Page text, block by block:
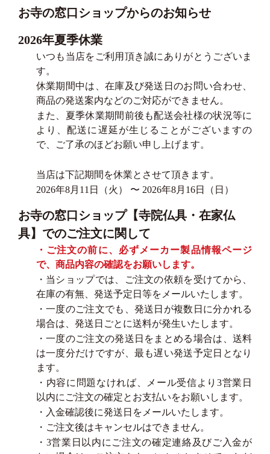
お寺の窓口ショップからのお知らせ
2026年夏季休業
いつも当店をご利用頂き誠にありがとうございま
す。
休業期間中は、在庫及び発送日のお問い合わせ、
商品の発送案内などのご対応ができません。
また、夏季休業期間前後も配送会社様の状況等に
より、配送に遅延が生じることがございますの
で、ご了承のほどお願い申し上げます。
当店は下記期間を休業とさせて頂きます。
2026年8月11日（火） 〜 2026年8月16日（日）
お寺の窓口ショップ【寺院仏具・在家仏
具】でのご注文に関して
・ご注文の前に、必ずメーカー製品情報ページ
で、商品内容の確認をお願いします。
・当ショップでは、ご注文の依頼を受けてから、
在庫の有無、発送予定日等をメールいたします。
・一度のご注文でも、発送日が複数日に分かれる
場合は、発送日ごとに送料が発生いたします。
・一度のご注文の発送日をまとめる場合は、送料
は一度分だけですが、最も遅い発送予定日となり
ます。
・内容に問題なければ、メール受信より3営業日
以内にご注文の確定とお支払いをお願いします。
・入金確認後に発送日をメールいたします。
・ご注文後はキャンセルはできません。
・3営業日以内にご注文の確定連絡及びご入金が